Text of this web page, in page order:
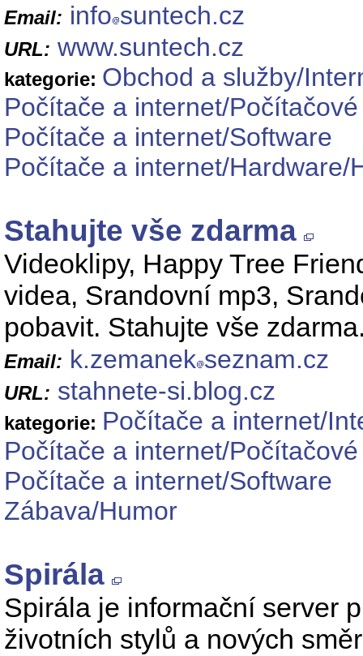
Email: info suntech.cz
URL: www.suntech.cz
kategorie: Obchod a služby/
Počítače a internet/
Počítače a internet/Software
Počítače a internet/Hardware/
Stahujte vše zdarma
Videoklipy, Happy Tree
videa, Srandovní mp3,
pobavit. Stahujte vše
Email: k.zemanek seznam.cz
URL: stahnete-si.blog.cz
kategorie: Počítače a internet/
Počítače a internet/
Počítače a internet/Software
Zábava/Humor
Spirála
Spirála je informační server
životních stylů a nových